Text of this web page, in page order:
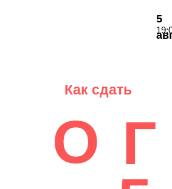
5
Как сдать
О Г